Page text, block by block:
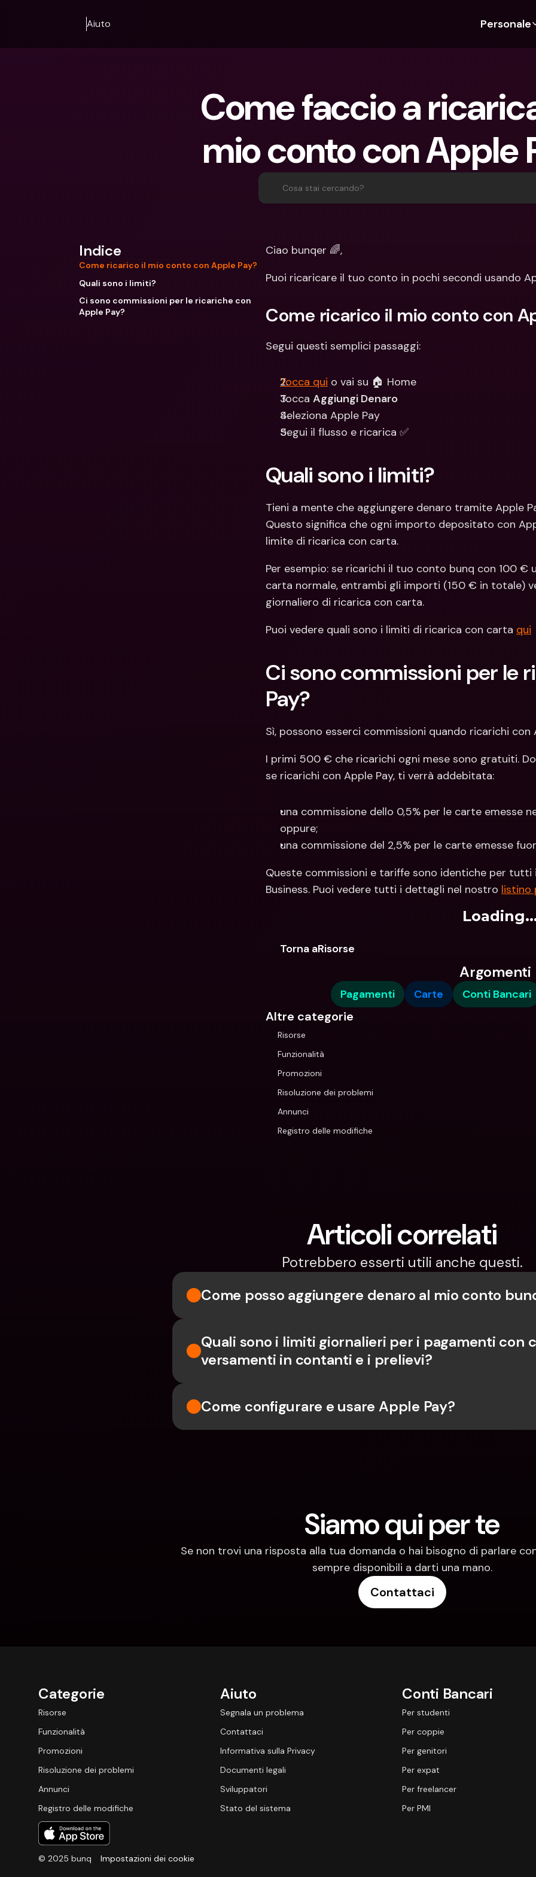
Aiuto Personale
Per expat
Per coppie
Per genitori
Piani
bunq Free
Per freelancer
Per PMI
Piani
bunq Free
bunq Core
Stampa
Lavora
Come faccio a
mio conto con Apple
Cosa stai cercando?
Indice
Come ricarico il mio conto con Apple Pay?
Quali sono i limiti?
Ci sono commissioni per le ricariche con
Apple Pay?
Ciao bunqer 🌈,
Puoi ricaricare il tuo conto in pochi secondi usando
Come ricarico il mio conto con
Segui questi semplici passaggi:
Tocca qui o vai su 🏠 Home
Tocca Aggiungi Denaro
Seleziona Apple Pay
Segui il flusso e ricarica ✅
Quali sono i limiti?
Tieni a mente che aggiungere denaro tramite Apple
Questo significa che ogni importo depositato con
limite di ricarica con carta.
Per esempio: se ricarichi il tuo conto bunq con 100 €
carta normale, entrambi gli importi (150 € in totale)
giornaliero di ricarica con carta.
Puoi vedere quali sono i limiti di ricarica con carta qui
Ci sono commissioni per le
Pay?
Sì, possono esserci commissioni quando ricarichi con
I primi 500 € che ricarichi ogni mese sono gratuiti.
se ricarichi con Apple Pay, ti verrà addebitata:
una commissione dello 0,5% per le carte emesse
oppure;
una commissione del 2,5% per le carte emesse
Queste commissioni e tariffe sono identiche per tutti
Business. Puoi vedere tutti i dettagli nel nostro listino
Torna aRisorse
Argomenti
Pagamenti Carte Conti Bancari
Altre categorie
Risorse
Funzionalità
Promozioni
Risoluzione dei problemi
Annunci
Registro delle modifiche
Articoli correlati
Potrebbero esserti utili anche questi.
Come posso aggiungere denaro al mio conto
Quali sono i limiti giornalieri per i pagamenti con
versamenti in contanti e i prelievi?
Come configurare e usare Apple Pay?
Siamo qui per te
Se non trovi una risposta alla tua domanda o hai bisogno di parlare
sempre disponibili a darti una mano.
Contattaci
Categorie
Risorse
Funzionalità
Promozioni
Risoluzione dei problemi
Annunci
Registro delle modifiche
Aiuto
Segnala un problema
Contattaci
Informativa sulla Privacy
Documenti legali
Sviluppatori
Stato del sistema
Conti Bancari
Per studenti
Per coppie
Per genitori
Per expat
Per freelancer
Per PMI
© 2025 bunq Impostazioni dei cookie